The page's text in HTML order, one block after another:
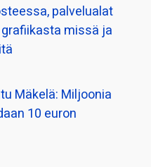
palvelualat
missä ja
Mäkelä: Miljoonia
10 euron